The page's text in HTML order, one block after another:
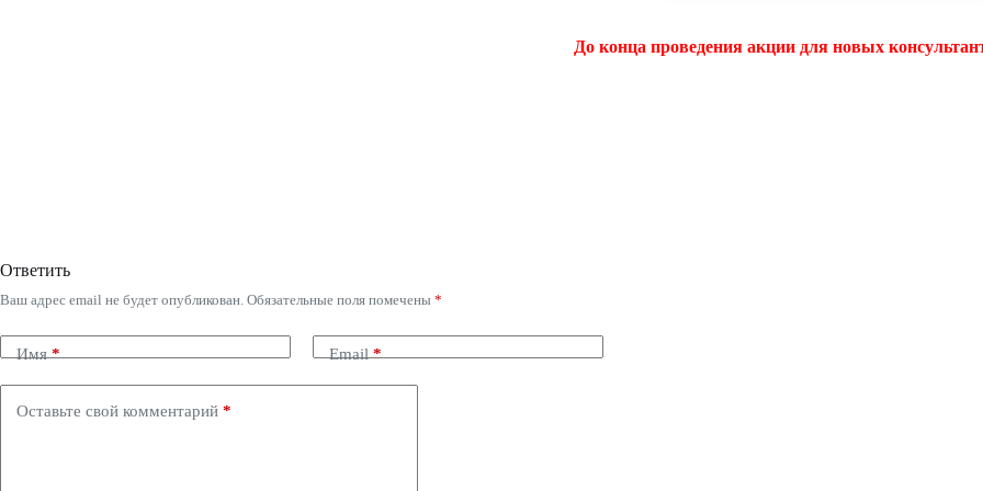
До конца проведения акции для новых
Ответить
Ваш адрес email не будет опубликован. Обязательные поля помечены *
Имя* Email*
Оставьте свой комментарий *